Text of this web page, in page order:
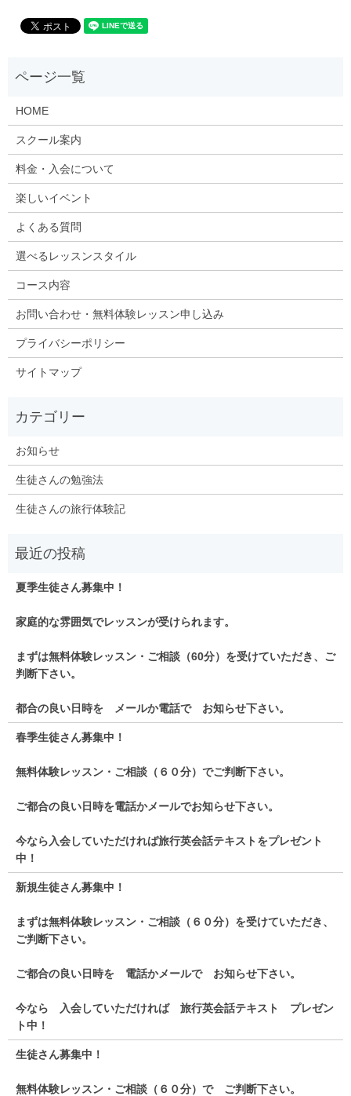
HOME
スクール案内
料金・入会について
楽しいイベント
よくある質問
選べるレッスンスタイル
コース内容
お問い合わせ・無料体験レッスン申し込み
プライバシーポリシー
サイトマップ
お知らせ
生徒さんの勉強法
生徒さんの旅行体験記
夏季生徒さん募集中！
家庭的な雰囲気でレッスンが受けられます。
まずは無料体験レッスン・ご相談（60分）を受けていただき、ご
判断下さい。
都合の良い日時を メールか電話で お知らせ下さい。
春季生徒さん募集中！
無料体験レッスン・ご相談（６０分）でご判断下さい。
ご都合の良い日時を電話かメールでお知らせ下さい。
今なら入会していただければ旅行英会話テキストをプレゼント
中！
新規生徒さん募集中！
まずは無料体験レッスン・ご相談（６０分）を受けていただき、
ご判断下さい。
ご都合の良い日時を 電話かメールで お知らせ下さい。
今なら 入会していただければ 旅行英会話テキスト プレゼン
ト中！
生徒さん募集中！
無料体験レッスン・ご相談（６０分）で ご判断下さい。